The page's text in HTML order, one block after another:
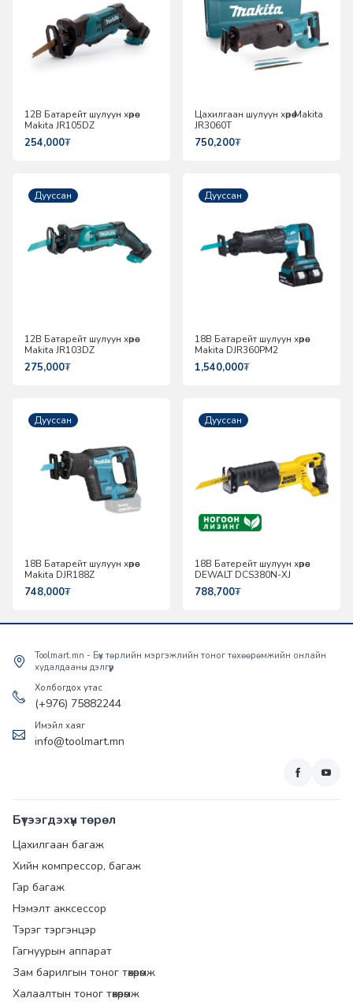
12В Батарейт шулуун хөрөө
Makita JR105DZ
254,000₮
Цахилгаан шулуун хөрөө Makita
JR3060T
750,200₮
Дууссан
12В Батарейт шулуун хөрөө
Makita JR103DZ
275,000₮
Дууссан
18В Батарейт шулуун хөрөө
Makita DJR360PM2
1,540,000₮
Дууссан
18В Батарейт шулуун хөрөө
Makita DJR188Z
748,000₮
Дууссан
18В Батерейт шулуун хөрөө
DEWALT DCS380N-XJ
788,700₮
Toolmart.mn - Бүх төрлийн мэргэжлийн тоног төхөөрөмжийн онлайн
худалдааны дэлгүүр
Холбогдох утас
(+976) 75882244
Имэйл хаяг
info@toolmart.mn
Бүтээгдэхүүн төрөл
Цахилгаан багаж
Хийн компрессор, багаж
Гар багаж
Нэмэлт акксессор
Тэрэг тэргэнцэр
Гагнуурын аппарат
Зам барилгын тоног төхөөрөмж
Халаалтын тоног төхөөрөмж